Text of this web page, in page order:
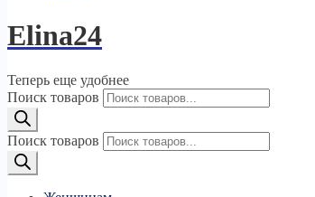
Elina24
Теперь еще удобнее
Поиск товаров
Поиск товаров